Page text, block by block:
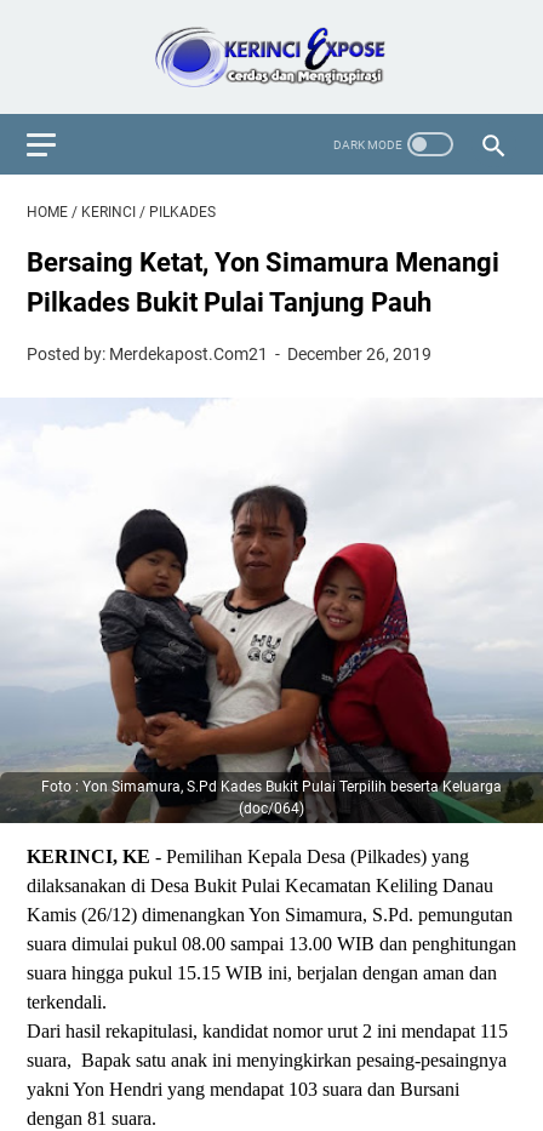
HOME / KERINCI / PILKADES
Bersaing Ketat, Yon Simamura Menangi
Pilkades Bukit Pulai Tanjung Pauh
Posted by: Merdekapost.Com21 December 26, 2019
Foto : Yon Simamura, S.Pd Kades Bukit Pulai Terpilih beserta Keluarga
(doc/064)
KERINCI, KE - Pemilihan Kepala Desa (Pilkades) yang
dilaksanakan di Desa Bukit Pulai Kecamatan Keliling Danau
Kamis (26/12) dimenangkan Yon Simamura, S.Pd. pemungutan
suara dimulai pukul 08.00 sampai 13.00 WIB dan penghitungan
suara hingga pukul 15.15 WIB ini, berjalan dengan aman dan
terkendali.
Dari hasil rekapitulasi, kandidat nomor urut 2 ini mendapat 115
suara, Bapak satu anak ini menyingkirkan pesaing-pesaingnya
yakni Yon Hendri yang mendapat 103 suara dan Bursani
dengan 81 suara.